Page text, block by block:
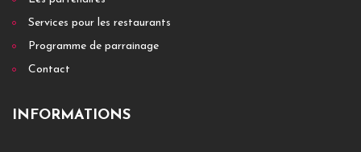
Services pour les restaurants
Programme de parrainage
Contact
INFORMATIONS